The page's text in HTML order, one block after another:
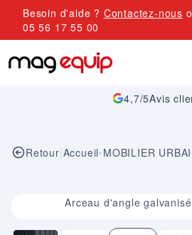
Allez au contenu
Besoin d'aide ? Contactez-nous
05 56 17 55 00
4,7/5Avis
Retour|Accueil•MOBILIER
Image 3 sur 4Arceau d'angle